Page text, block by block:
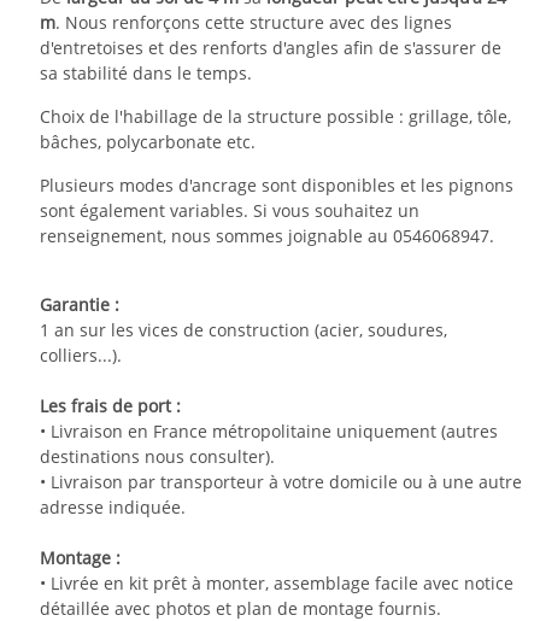
m. Nous renforçons cette structure avec des lignes
d'entretoises et des renforts d'angles afin de s'assurer de
sa stabilité dans le temps.
Choix de l'habillage de la structure possible : grillage, tôle,
bâches, polycarbonate etc.
Plusieurs modes d'ancrage sont disponibles et les pignons
sont également variables. Si vous souhaitez un
renseignement, nous sommes joignable au 0546068947.
Garantie :
1 an sur les vices de construction (acier, soudures,
colliers...).
Les frais de port :
• Livraison en France métropolitaine uniquement (autres
destinations nous consulter).
• Livraison par transporteur à votre domicile ou à une autre
adresse indiquée.
Montage :
• Livrée en kit prêt à monter, assemblage facile avec notice
détaillée avec photos et plan de montage fournis.